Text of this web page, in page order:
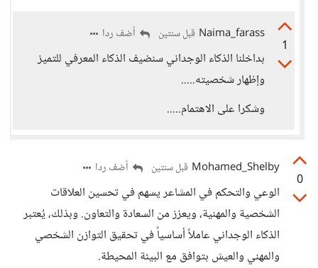
1
Naima_farass قبل سنتين أضف ردا
بداخلنا الذكاء الوجداني سنضيف الذكاء المعرفي للتميز
وإظهار شخصيته.....
وشكرا على الاهتمام.....
0
Mohamed_Shelby قبل سنتين أضف ردا
الوعي والتحكم في المشاعر يسهم في تحسين العلاقات
الشخصية والمهنية، ويعزز من السعادة والتعاون. وبذلك، يُعتبر
الذكاء الوجداني عاملاً أساسياً في تحقيق التوازن الشخصي
والمهني والعيش بتوافق مع البيئة المحيطة.